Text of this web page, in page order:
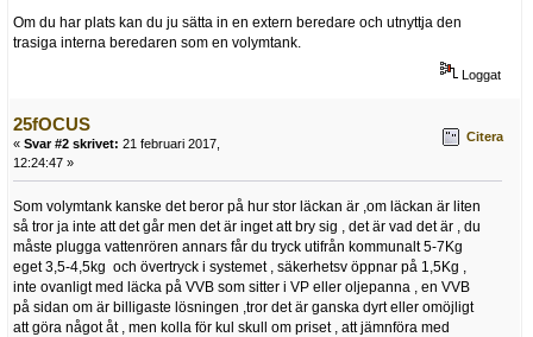
Om du har plats kan du ju sätta in en extern beredare och utnyttja den
trasiga interna beredaren som en volymtank.
Loggat
25fOCUS
« Svar #2 skrivet: 21 februari 2017,
12:24:47 »
Citera
Som volymtank kanske det beror på hur stor läckan är ,om läckan är liten
så tror ja inte att det går men det är inget att bry sig , det är vad det är , du
måste plugga vattenrören annars får du tryck utifrån kommunalt 5-7Kg
eget 3,5-4,5kg och övertryck i systemet , säkerhetsv öppnar på 1,5Kg ,
inte ovanligt med läcka på VVB som sitter i VP eller oljepanna , en VVB
på sidan om är billigaste lösningen ,tror det är ganska dyrt eller omöjligt
att göra något åt , men kolla för kul skull om priset , att jämnföra med